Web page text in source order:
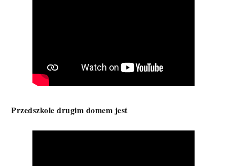
Przedszkole drugim domem jest